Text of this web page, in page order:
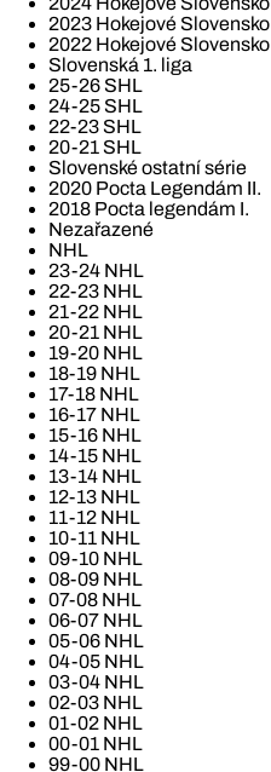
2023 Hokejové Slovensko
2022 Hokejové Slovensko
Slovenská 1. liga
25-26 SHL
24-25 SHL
22-23 SHL
20-21 SHL
Slovenské ostatní série
2020 Pocta Legendám II.
2018 Pocta legendám I.
Nezařazené
NHL
23-24 NHL
22-23 NHL
21-22 NHL
20-21 NHL
19-20 NHL
18-19 NHL
17-18 NHL
16-17 NHL
15-16 NHL
14-15 NHL
13-14 NHL
12-13 NHL
11-12 NHL
10-11 NHL
09-10 NHL
08-09 NHL
07-08 NHL
06-07 NHL
05-06 NHL
04-05 NHL
03-04 NHL
02-03 NHL
01-02 NHL
00-01 NHL
99-00 NHL